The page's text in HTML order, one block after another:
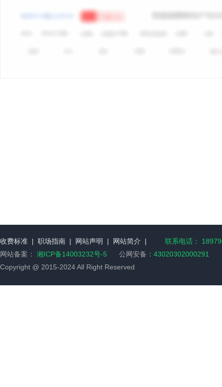
收费标准 | 职场指南 | 网站声明 | 网站简介 |
联系电话：
网站备案： 湘ICP备14003232号-5 公网安备： 43020302000291
Copyright @ 2015-2024 All Right Reserved